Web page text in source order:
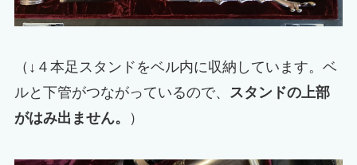
（↓４本足スタンドをベル内に収納しています。ベ
ルと下管がつながっているので、 スタンドの上部
がはみ出ません。
）